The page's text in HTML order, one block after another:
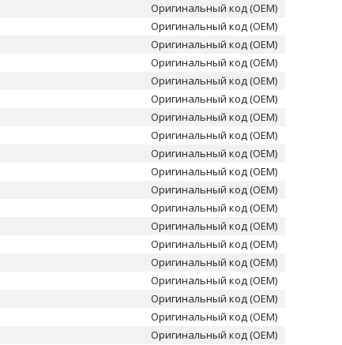
Оригинальный код (OEM)
Оригинальный код (OEM)
Оригинальный код (OEM)
Оригинальный код (OEM)
Оригинальный код (OEM)
Оригинальный код (OEM)
Оригинальный код (OEM)
Оригинальный код (OEM)
Оригинальный код (OEM)
Оригинальный код (OEM)
Оригинальный код (OEM)
Оригинальный код (OEM)
Оригинальный код (OEM)
Оригинальный код (OEM)
Оригинальный код (OEM)
Оригинальный код (OEM)
Оригинальный код (OEM)
Оригинальный код (OEM)
Оригинальный код (OEM)